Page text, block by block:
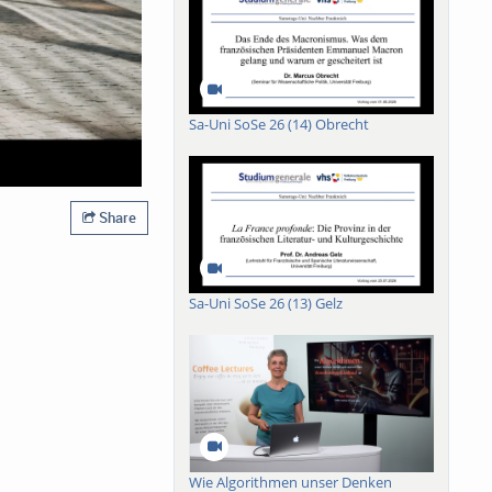
Share
Sa-Uni SoSe 26 (14) Obrecht
Sa-Uni SoSe 26 (13) Gelz
Wie Algorithmen unser Denken